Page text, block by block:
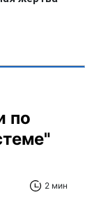
по
2 мин